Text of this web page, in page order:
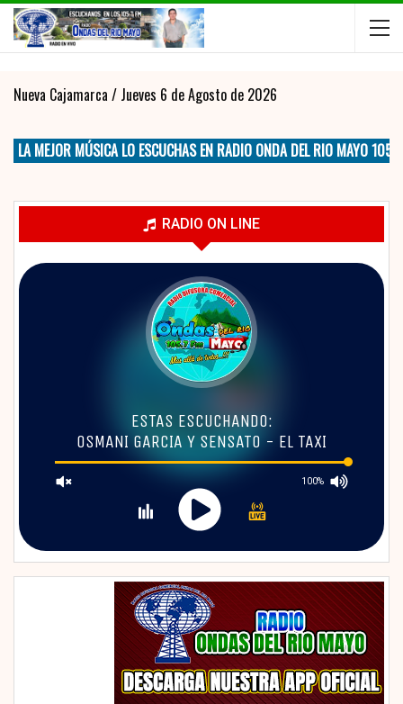
Nueva Cajamarca / Jueves 6 de Agosto de 2026
LA MEJOR MÚSICA LO ESCUCHAS EN RADIO ONDA DEL RIO MAYO 105.7
RADIO ON LINE